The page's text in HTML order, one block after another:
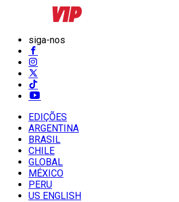
siga-nos
EDIÇÕES
ARGENTINA
BRASIL
CHILE
GLOBAL
MÉXICO
PERU
US ENGLISH